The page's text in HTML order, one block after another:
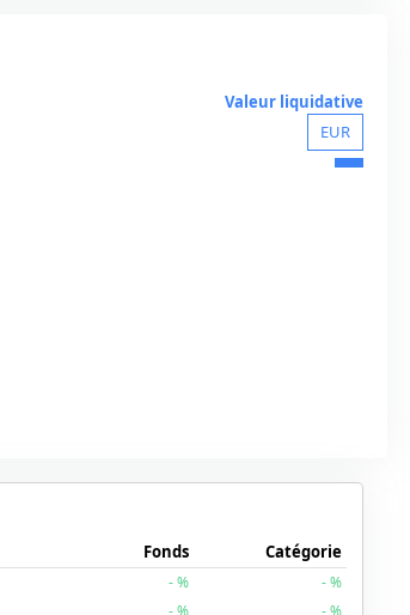
Valeur liquidative
EUR
Fonds Catégorie
-% -%
-% -%